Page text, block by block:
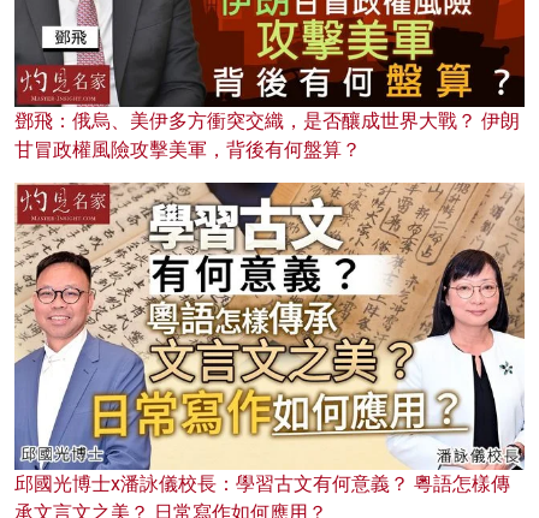
鄧飛：俄烏、美伊多方衝突交織，是否釀成世界大戰？ 伊朗
甘冒政權風險攻擊美軍，背後有何盤算？
邱國光博士x潘詠儀校長：學習古文有何意義？ 粵語怎樣傳
承文言文之美？ 日常寫作如何應用？